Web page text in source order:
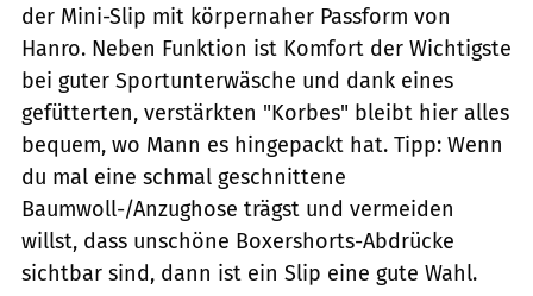
der Mini-Slip mit körpernaher Passform von
Hanro. Neben Funktion ist Komfort der Wichtigste
bei guter Sportunterwäsche und dank eines
gefütterten, verstärkten "Korbes" bleibt hier alles
bequem, wo Mann es hingepackt hat. Tipp: Wenn
du mal eine schmal geschnittene
Baumwoll-/Anzughose trägst und vermeiden
willst, dass unschöne Boxershorts-Abdrücke
sichtbar sind, dann ist ein Slip eine gute Wahl.